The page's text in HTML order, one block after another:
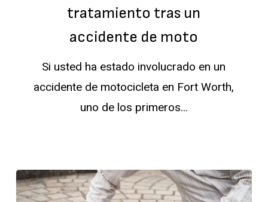
buscar
tratamiento
un
accidente
de
tratamiento tras un
accidente de moto
Si usted ha estado involucrado en un
accidente de motocicleta en Fort Worth,
uno de los primeros...